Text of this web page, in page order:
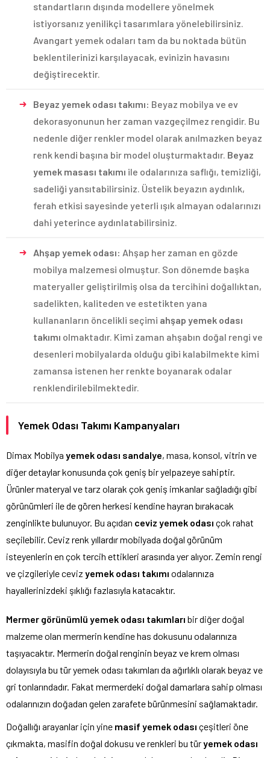
standartların dışında modellere yönelmek
istiyorsanız yenilikçi tasarımlara yönelebilirsiniz.
Avangart yemek odaları tam da bu noktada bütün
beklentilerinizi karşılayacak, evinizin havasını
değiştirecektir.
Beyaz yemek odası takımı: Beyaz mobilya ve ev
dekorasyonunun her zaman vazgeçilmez rengidir. Bu
nedenle diğer renkler model olarak anılmazken beyaz
renk kendi başına bir model oluşturmaktadır. Beyaz
yemek masası takımı ile odalarınıza saflığı, temizliği,
sadeliği yansıtabilirsiniz. Üstelik beyazın aydınlık,
ferah etkisi sayesinde yeterli ışık almayan odalarınızı
dahi yeterince aydınlatabilirsiniz.
Ahşap yemek odası: Ahşap her zaman en gözde
mobilya malzemesi olmuştur. Son dönemde başka
materyaller geliştirilmiş olsa da tercihini doğallıktan,
sadelikten, kaliteden ve estetikten yana
kullananların öncelikli seçimi ahşap yemek odası
takımı olmaktadır. Kimi zaman ahşabın doğal rengi ve
desenleri mobilyalarda olduğu gibi kalabilmekte kimi
zamansa istenen her renkte boyanarak odalar
renklendirilebilmektedir.
Yemek Odası Takımı Kampanyaları
Dimax Mobilya yemek odası sandalye, masa, konsol, vitrin ve
diğer detaylar konusunda çok geniş bir yelpazeye sahiptir.
Ürünler materyal ve tarz olarak çok geniş imkanlar sağladığı gibi
görünümleri ile de gören herkesi kendine hayran bırakacak
zenginlikte bulunuyor. Bu açıdan ceviz yemek odası çok rahat
seçilebilir. Ceviz renk yıllardır mobilyada doğal görünüm
isteyenlerin en çok tercih ettikleri arasında yer alıyor. Zemin rengi
ve çizgileriyle ceviz yemek odası takımı odalarınıza
hayallerinizdeki şıklığı fazlasıyla katacaktır.
Mermer görünümlü yemek odası takımları bir diğer doğal
malzeme olan mermerin kendine has dokusunu odalarınıza
taşıyacaktır. Mermerin doğal renginin beyaz ve krem olması
dolayısıyla bu tür yemek odası takımları da ağırlıklı olarak beyaz ve
gri tonlarındadır. Fakat mermerdeki doğal damarlara sahip olması
odalarınızın doğadan gelen zarafete bürünmesini sağlamaktadır.
Doğallığı arayanlar için yine masif yemek odası çeşitleri öne
çıkmakta, masifin doğal dokusu ve renkleri bu türyemek odası